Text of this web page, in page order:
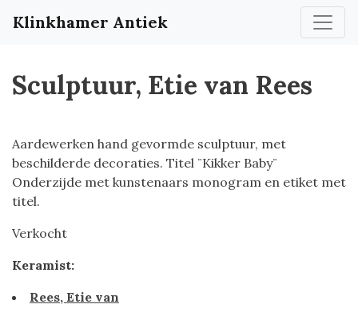
Klinkhamer Antiek
Sculptuur, Etie van Rees
Aardewerken hand gevormde sculptuur, met
beschilderde decoraties. Titel ¨Kikker Baby¨
Onderzijde met kunstenaars monogram en etiket met
titel.
Verkocht
Keramist:
Rees, Etie van